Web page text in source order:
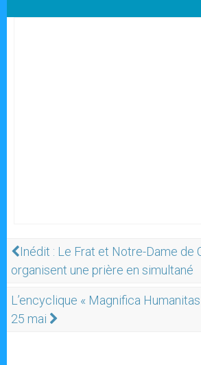
Inédit : Le Frat et Notre-Dame de
organisent une prière en simultané
L’encyclique « Magnifica
25 mai